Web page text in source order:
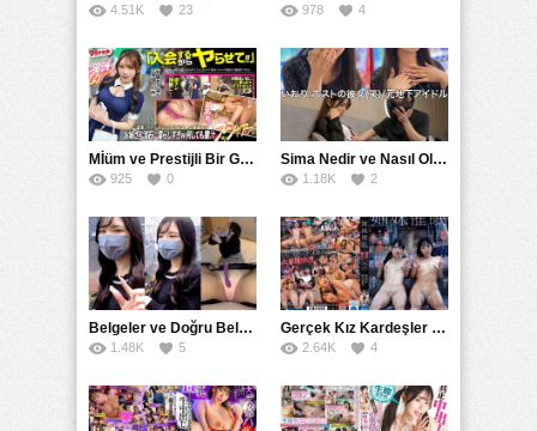
4.51K 23 978 4
Mİüm ve Prestijli Bir Gecenin Sırları: Gizemli Bir Kadın ve Mükemmel Bir Macera
925 0
Sima Nedir ve Nasıl Oluşur
1.18K 2
Belgeler ve Doğru Belgelendirmede DOCS’in Önemi
1.48K 5
Gerçek Kız Kardeşler hipnoz ve zihin kontrolü altında liebe阴茎 için yalvaran kızlar: Mısakı Nemıne Mına Hınano
2.64K 4